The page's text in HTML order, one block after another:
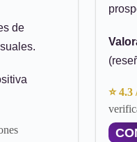
de
⭐ 4.3